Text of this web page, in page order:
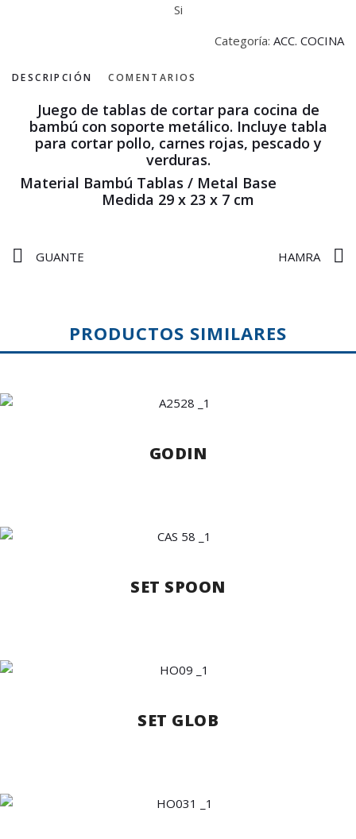
Si
Categoría: ACC. COCINA
DESCRIPCIÓN COMENTARIOS
Juego de tablas de cortar para cocina de
bambú con soporte metálico. Incluye tabla
para cortar pollo, carnes rojas, pescado y
verduras.
Material Bambú Tablas / Metal Base
Medida 29 x 23 x 7 cm
GUANTE HAMRA
PRODUCTOS SIMILARES
GODIN
SET SPOON
SET GLOB